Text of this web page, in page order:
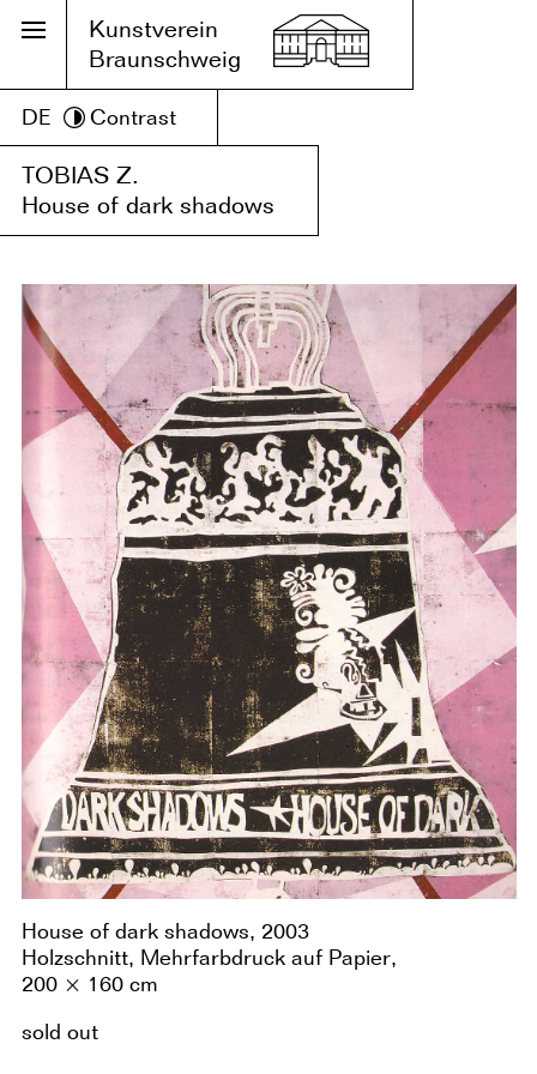
Kunstverein
Braunschweig
DE Contrast
TOBIAS Z.
House of dark shadows
House of dark shadows, 2003
Holzschnitt, Mehrfarbdruck auf Papier,
200 × 160 cm
sold out